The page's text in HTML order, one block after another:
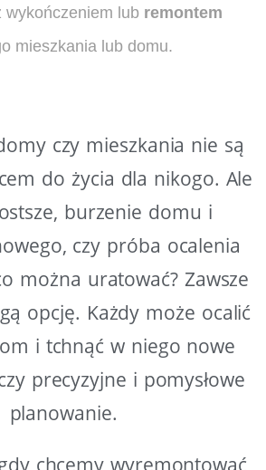
wykończeniem lub remontem
mieszkania lub domu.
czy mieszkania nie są
do życia dla nikogo. Ale
burzenie domu i
czy próba ocalenia
można uratować? Zawsze
opcję. Każdy może ocalić
i tchnąć w niego nowe
precyzyjne i pomysłowe
planowanie.
chcemy wyremontować